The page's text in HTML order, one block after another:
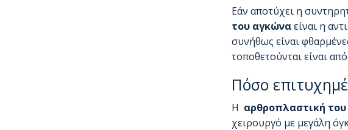
Εάν αποτύχει η
του αγκώνα είναι η
συνήθως είναι
τοποθετούνται είναι
Πόσο
Η αρθροπλαστική
χειρουργό με μεγάλη